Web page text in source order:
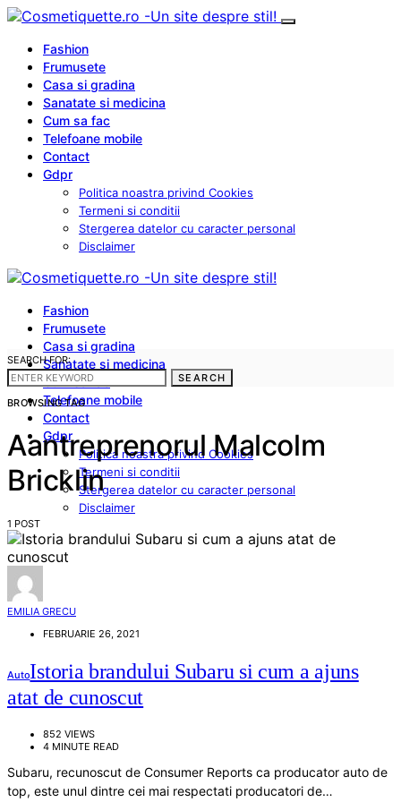
Fashion
Frumusete
Casa si gradina
Sanatate si medicina
Cum sa fac
Telefoane mobile
Contact
Gdpr
Politica noastra privind Cookies
Termeni si conditii
Stergerea datelor cu caracter personal
Disclaimer
Fashion
Frumusete
Casa si gradina
Sanatate si medicina
Cum sa fac
Telefoane mobile
Contact
Gdpr
Politica noastra privind Cookies
Termeni si conditii
Stergerea datelor cu caracter personal
Disclaimer
SEARCH FOR:
SEARCH
BROWSING TAG
Aantreprenorul Malcolm
Bricklin
1 POST
EMILIA GRECU
FEBRUARIE 26, 2021
AutoIstoria brandului Subaru si cum a ajuns
atat de cunoscut
852 VIEWS
4 MINUTE READ
Subaru, recunoscut de Consumer Reports ca producator auto de
top, este unul dintre cei mai respectati producatori de…